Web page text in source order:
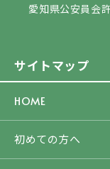
サイトマップ
HOME
初めての方へ
愛知県公安員会